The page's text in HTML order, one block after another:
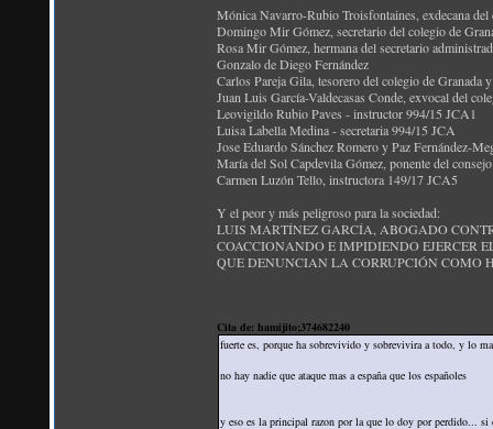
Mónica Navarro-Rubio Troisfontaines, exdecana del
Domingo Mir Gómez, secretario del colegio de
Rosa Mir Gómez, hermana del secretario
Gonzalo de Diego Fernández
Carlos Pareja Gila, tesorero del colegio de Granada
Juan Luis García-Valdecasas Conde, exvocal del
Leovigildo Rubio Paves - instructor 994/15 JCA1
Luisa Labella Medina - secretaria 994/15 JCA
Jose Eduardo Sánchez Romero y Paz Fernández-
María del Sol Capdevila Gómez, ponente del
Carmen Luzón Tello, instructora 149/17 JCA5
Y el peor y más peligroso para la sociedad:
LUIS MARTÍNEZ GARCÍA, ABOGADO
COACCIONANDO E IMPIDIENDO EJERCER
QUE DENUNCIAN LA CORRUPCIÓN COMO
Cita de: hamijito;374682240
fuerte es, porque ha sobrevivido y sobrevivira a todo, y lo
no hay nadie que ataque mas a españa que los españoles
y eso es la principal razon por la que lo doy por perdido... si